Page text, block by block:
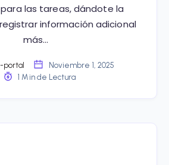
las tareas, dándote la
información adicional
más…
portal
Noviembre 1, 2025
1 Min de Lectura